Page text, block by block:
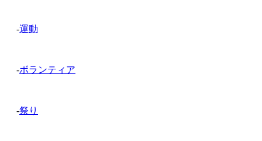
-運動
-ボランティア
-祭り